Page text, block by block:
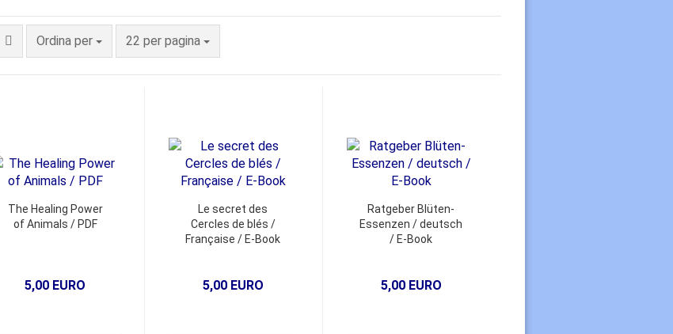
Ordina per 22 per pagina
The Healing Power
of Animals / PDF
5,00 EURO
Le secret des
Cercles de blés /
Française / E-Book
5,00 EURO
Ratgeber Blüten-
Essenzen / deutsch
/ E-Book
5,00 EURO